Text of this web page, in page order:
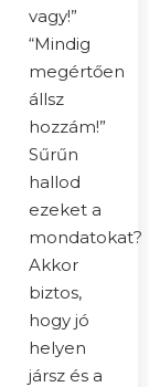
vagy!”
“Mindig
megértően
állsz
hozzám!”
Sűrűn
hallod
ezeket a
mondatokat?
Akkor
biztos,
hogy jó
helyen
jársz és a